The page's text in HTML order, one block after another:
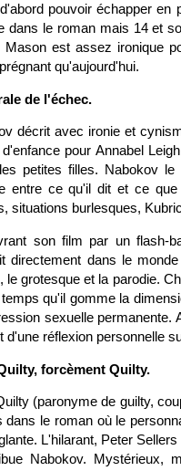
pouvoir échapper en
dans le roman mais 14 et
Mason est assez ironique
qu'aujourd'hui.
de l'échec.
décrit avec ironie et
pour Annabel
petites filles. Nabokov
entre ce qu'il dit et ce
situations burlesques,
son film par un flash-
directement dans le
le grotesque et la parodie.
qu'il gomme la
sexuelle permanente.
d'une réflexion personnelle
forcèment Quilty.
(paronyme de guilty,
dans le roman où le
L'hilarant, Peter
Nabokov. Mystérieux,